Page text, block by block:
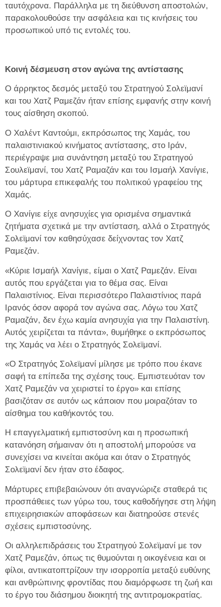
ταυτόχρονα. Παράλληλα με τη διεύθυνση αποστολών,
παρακολουθούσε την ασφάλεια και τις κινήσεις του
προσωπικού υπό τις εντολές του.
Κοινή δέσμευση στον αγώνα της αντίστασης
Ο άρρηκτος δεσμός μεταξύ του Στρατηγού Σολεϊμανί
και του Χατζ Ραμεζάν ήταν επίσης εμφανής στην κοινή
τους αίσθηση σκοπού.
Ο Χαλέντ Καντούμι, εκπρόσωπος της Χαμάς, του
παλαιστινιακού κινήματος αντίστασης, στο Ιράν,
περιέγραψε μια συνάντηση μεταξύ του Στρατηγού
Σουλεϊμανί, του Χατζ Ραμαζάν και του Ισμαήλ Χανίγιε,
του μάρτυρα επικεφαλής του πολιτικού γραφείου της
Χαμάς.
Ο Χανίγιε είχε ανησυχίες για ορισμένα σημαντικά
ζητήματα σχετικά με την αντίσταση, αλλά ο Στρατηγός
Σολεϊμανί τον καθησύχασε δείχνοντας τον Χατζ
Ραμεζάν.
«Κύριε Ισμαήλ Χανίγιε, είμαι ο Χατζ Ραμεζάν. Είναι
αυτός που εργάζεται για το θέμα σας. Είναι
Παλαιστίνιος. Είναι περισσότερο Παλαιστίνιος παρά
Ιρανός όσον αφορά τον αγώνα σας. Λόγω του Χατζ
Ραμαζάν, δεν έχω καμία ανησυχία για την Παλαιστίνη.
Αυτός χειρίζεται τα πάντα», θυμήθηκε ο εκπρόσωπος
της Χαμάς να λέει ο Στρατηγός Σολεϊμανί.
«Ο Στρατηγός Σολεϊμανί μίλησε με τρόπο που έκανε
σαφή τα επίπεδα της σχέσης τους. Εμπιστευόταν τον
Χατζ Ραμεζάν να χειριστεί το έργο» και επίσης
βασιζόταν σε αυτόν ως κάποιον που μοιραζόταν το
αίσθημα του καθήκοντός του.
Η επαγγελματική εμπιστοσύνη και η προσωπική
κατανόηση σήμαιναν ότι η αποστολή μπορούσε να
συνεχίσει να κινείται ακόμα και όταν ο Στρατηγός
Σολεϊμανί δεν ήταν στο έδαφος.
Μάρτυρες επιβεβαιώνουν ότι αναγνώριζε σταθερά τις
προσπάθειες των γύρω του, τους καθοδήγησε στη λήψη
επιχειρησιακών αποφάσεων και διατηρούσε στενές
σχέσεις εμπιστοσύνης.
Οι αλληλεπιδράσεις του Στρατηγού Σολεϊμανί με τον
Χατζ Ραμεζάν, όπως τις θυμούνται η οικογένεια και οι
φίλοι, αντικατοπτρίζουν την ισορροπία μεταξύ ευθύνης
και ανθρώπινης φροντίδας που διαμόρφωσε τη ζωή και
το έργο του διάσημου διοικητή της αντιτρομοκρατίας.